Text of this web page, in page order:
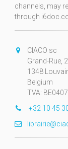
channels, may
through
CIACO sc
Grand-Rue,
1348
Belgium
TVA:
+32 10 45